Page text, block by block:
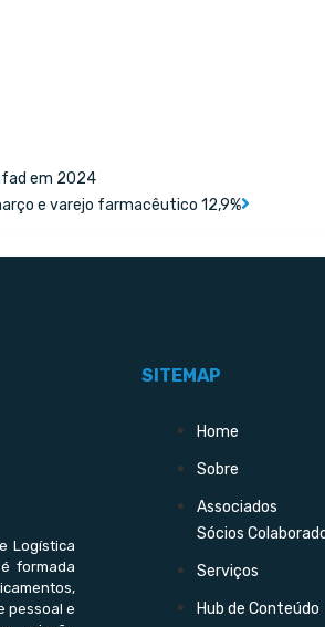
em 2024
e varejo farmacêutico 12,9%
Logística
formada
pessoal e
SITEMAP
Home
Sobre
Associados
Sócios
Serviços
Hub de Conteúdo